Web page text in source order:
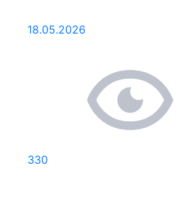
18.05.2026
330